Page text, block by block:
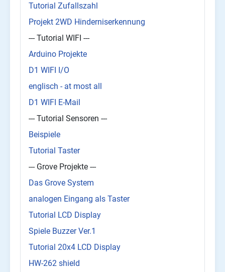
Tutorial Zufallszahl
Projekt 2WD Hinderniserkennung
--- Tutorial WIFI ---
Arduino Projekte
D1 WIFI I/O
englisch - at most all
D1 WIFI E-Mail
--- Tutorial Sensoren ---
Beispiele
Tutorial Taster
--- Grove Projekte ---
Das Grove System
analogen Eingang als Taster
Tutorial LCD Display
Spiele Buzzer Ver.1
Tutorial 20x4 LCD Display
HW-262 shield